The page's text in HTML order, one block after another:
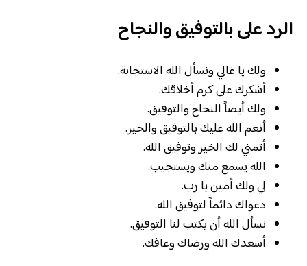
الرد على بالتوفيق والنجاح
ولك يا غالي ونسأل الله الاستجابة.
أشكرك على كرم أخلاقك.
ولك أيضاً النجاح والتوفيق.
أنعم الله عليك بالتوفيق والخير.
أتمني لك الخير وتوفيق الله.
الله يسمع منك ويستجيب.
لي ولك أمين يا رب.
دعواك دائماً لتوفيق الله.
نسأل الله أن يكتب لنا التوفيق.
أسعدك الله ورضاك وعافك.